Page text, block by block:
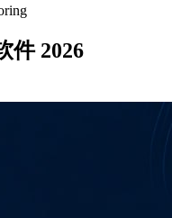
件 2026